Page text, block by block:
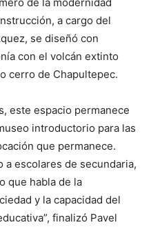
a cargo del
se diseñó con
con el volcán extinto
cerro de Chapultepec.
este espacio permanece
introductorio para las
que permanece.
a escolares de secundaria,
que habla de la
y la capacidad del
finalizó Pavel